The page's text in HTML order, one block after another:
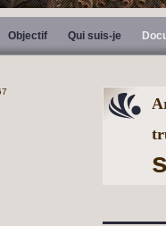
Objectif Qui suis-je